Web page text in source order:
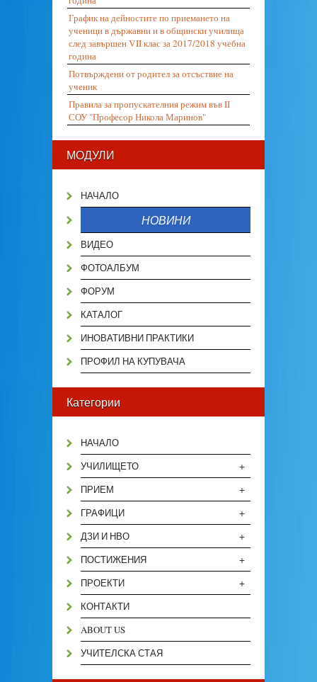
График на дейностите по приемането на
ученици в държавни и в общински училища
след завършен VII клас за 2017/2018 учебна
година
Потвърждени от родител за отсъствие на
ученик
Правила за пропускателния режим във II
СОУ "Професор Никола Маринов"
МОДУЛИ
НАЧАЛО
НОВИНИ
ВИДЕО
ФОТОАЛБУМ
ФОРУМ
КАТАЛОГ
ИНОВАТИВНИ ПРАКТИКИ
ПРОФИЛ НА КУПУВАЧА
Категории
НАЧАЛО
+
УЧИЛИЩЕТО
+
ПРИЕМ
+
ГРАФИЦИ
+
ДЗИ И НВО
+
ПОСТИЖЕНИЯ
+
ПРОЕКТИ
КОНТАКТИ
ABOUT US
УЧИТЕЛСКА СТАЯ